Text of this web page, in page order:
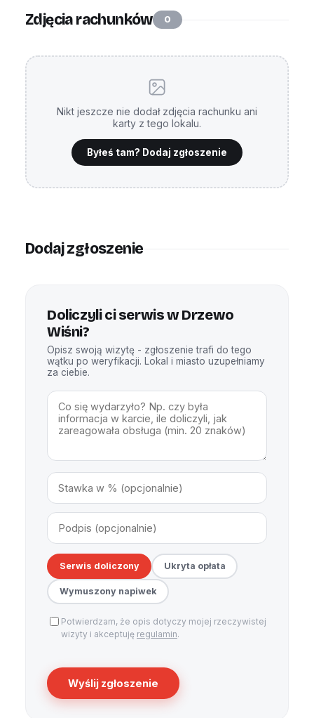
Zdjęcia rachunków 0
Nikt jeszcze nie dodał zdjęcia rachunku ani
karty z tego lokalu.
Byłeś tam? Dodaj zgłoszenie
Dodaj zgłoszenie
Doliczyli ci serwis w Drzewo
Wiśni?
Opisz swoją wizytę - zgłoszenie trafi do tego
wątku po weryfikacji. Lokal i miasto uzupełniamy
za ciebie.
Serwis doliczony Ukryta opłata
Wymuszony napiwek
Potwierdzam, że opis dotyczy mojej rzeczywistej
wizyty i akceptuję regulamin.
Wyślij zgłoszenie